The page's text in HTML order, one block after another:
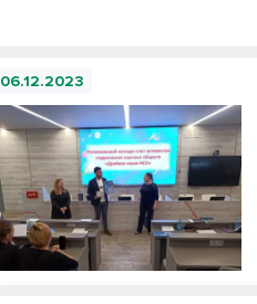
06.12.2023